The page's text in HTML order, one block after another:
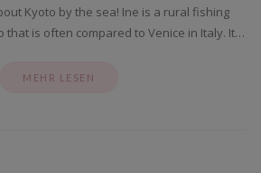
Kyoto by the sea! Ine is a rural fishing
that is often compared to Venice in Italy. It…
MEHR LESEN